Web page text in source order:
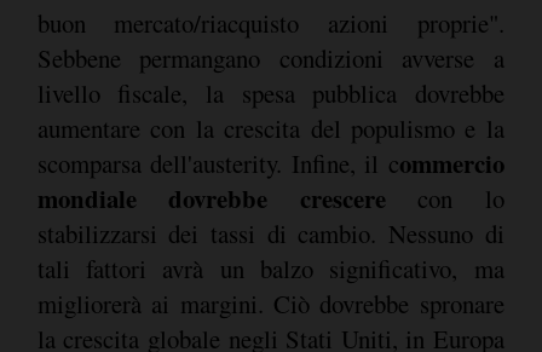
buon mercato/riacquisto azioni proprie".
Sebbene permangano condizioni avverse a
livello fiscale, la spesa pubblica dovrebbe
aumentare con la crescita del populismo e la
scomparsa dell'austerity. Infine, il commercio
mondiale dovrebbe crescere con lo
stabilizzarsi dei tassi di cambio. Nessuno di
tali fattori avrà un balzo significativo, ma
migliorerà ai margini. Ciò dovrebbe spronare
la crescita globale negli Stati Uniti, in Europa